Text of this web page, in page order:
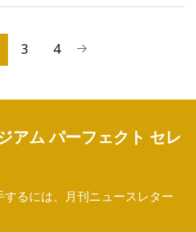
3 4
アム パーフェクト セレ
るには、月刊ニュースレター